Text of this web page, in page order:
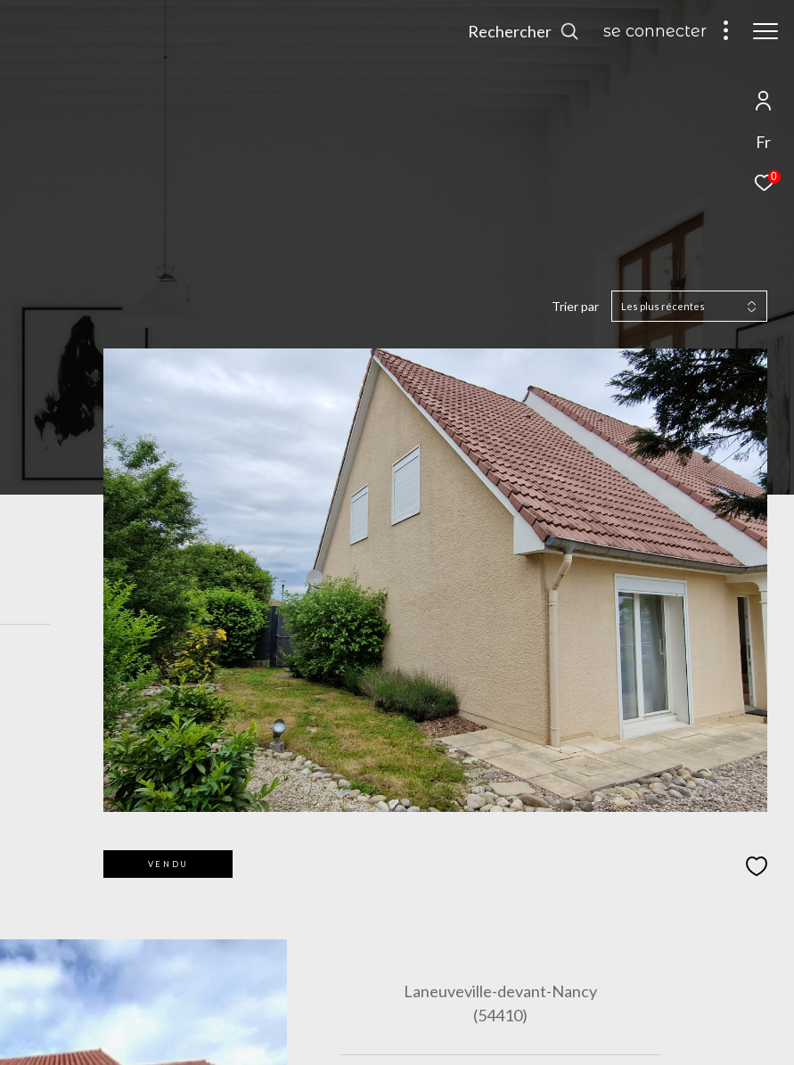
Fr
0
Rechercher se connecter
Trier par Les plus récentes
VENDU
Laneuveville-devant-Nancy
(54410)